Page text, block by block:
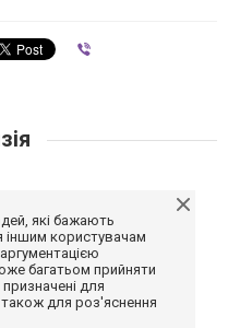
які бажають
іншим користувачам
багатьом прийняти
для
також для роз'яснення